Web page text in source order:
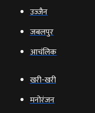
उज्‍जैन
जबलपुर
आचंलिक
खरी-खरी
मनोरंजन